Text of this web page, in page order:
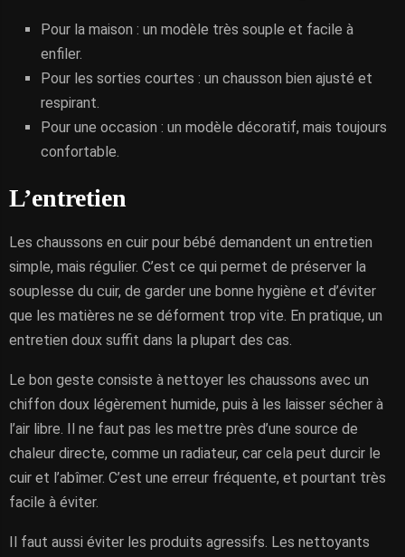
Pour la maison : un modèle très souple et facile à
enfiler.
Pour les sorties courtes : un chausson bien ajusté et
respirant.
Pour une occasion : un modèle décoratif, mais toujours
confortable.
L’entretien
Les chaussons en cuir pour bébé demandent un entretien
simple, mais régulier. C’est ce qui permet de préserver la
souplesse du cuir, de garder une bonne hygiène et d’éviter
que les matières ne se déforment trop vite. En pratique, un
entretien doux suffit dans la plupart des cas.
Le bon geste consiste à nettoyer les chaussons avec un
chiffon doux légèrement humide, puis à les laisser sécher à
l’air libre. Il ne faut pas les mettre près d’une source de
chaleur directe, comme un radiateur, car cela peut durcir le
cuir et l’abîmer. C’est une erreur fréquente, et pourtant très
facile à éviter.
Il faut aussi éviter les produits agressifs. Les nettoyants